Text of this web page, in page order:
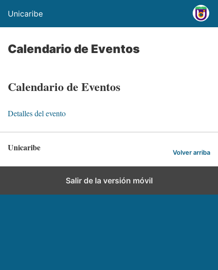
Unicaribe
Calendario de Eventos
Calendario de Eventos
Detalles del evento
Unicaribe Volver arriba
Salir de la versión móvil